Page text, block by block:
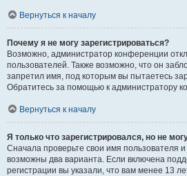
Вернуться к началу
Почему я не могу зарегистрироваться?
Возможно, администратор конференции
пользователей. Также возможно, что он
запретил имя, под которым вы пытаетесь
Обратитесь за помощью к администратору
Вернуться к началу
Я только что зарегистрировался, но не
Сначала проверьте свои имя пользователя
возможны два варианта. Если включена
регистрации вы указали, что вам менее 13